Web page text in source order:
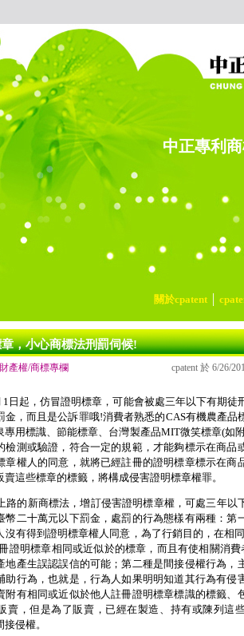
中正專利
關於cpatent
，小心商標法刑罰伺候!
產權/商標專欄 cpatent 於 6/26/
1 日 起，仿冒證明標章，可能會被處三年以下有期徒
金，而且是公訴罪哦!消費者熟悉的CAS有機農產品
專用標識、節能標章、台灣製產品MIT微笑標章(如
檢測或驗證，符合一定的規範，才能夠標示在商品
章權人的同意，就將已經註冊的證明標章標示在商
這些標章的標籤，將構成侵害證明標章權罪。
路的新商標法，增訂侵害證明標章權，可處三年以
幣二十萬元以下罰金，處罰的行為態樣有兩種：第
沒有得到證明標章權人同意，為了行銷目的，在相
證明標章相同或近似於的標章，而且有使相關消
地產生誤認誤信的可能；第二種是間接侵權行為，
助行為，也就是，行為人如果明明知道其行為有侵
附有相同或近似於他人註冊證明標章標識的標籤、
賣，但是為了販賣，已經在製造、持有或陳列這
侵權。